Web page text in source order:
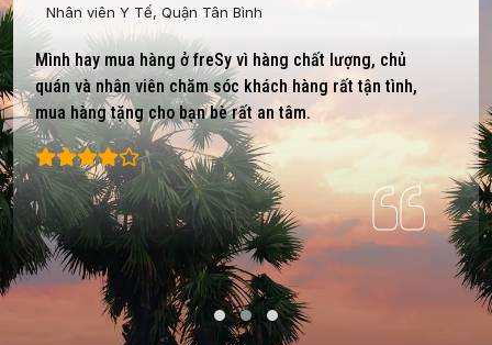
Nhân viên Y Tế, Quận Tân Bình
Mình hay mua hàng ở freSy vì hàng chất lượng, chủ
quán và nhân viên chăm sóc khách hàng rất tận tình,
mua hàng tặng cho bạn bè rất an tâm.